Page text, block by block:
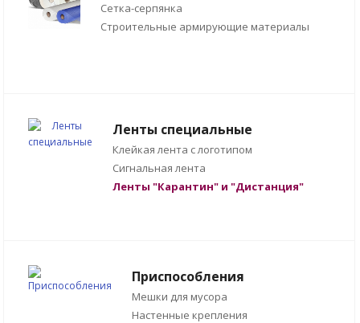
Сетка-серпянка
Строительные армирующие материалы
Ленты специальные
Клейкая лента с логотипом
Сигнальная лента
Ленты "Карантин" и "Дистанция"
Приспособления
Мешки для мусора
Настенные крепления